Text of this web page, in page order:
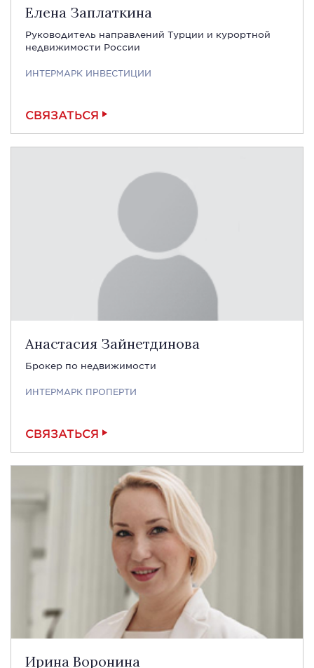
Елена Заплаткина
Руководитель направлений Турции и курортной
недвижимости России
ИНТЕРМАРК ИНВЕСТИЦИИ
СВЯЗАТЬСЯ
Анастасия Зайнетдинова
Брокер по недвижимости
ИНТЕРМАРК ПРОПЕРТИ
СВЯЗАТЬСЯ
Ирина Воронина